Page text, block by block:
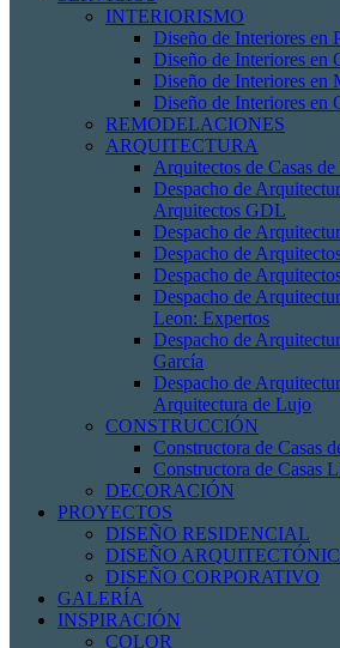
INTERIORISMO
Diseño de Interiores en
Diseño de Interiores en
Diseño de Interiores en
Diseño de Interiores en
REMODELACIONES
ARQUITECTURA
Arquitectos de Casas
Despacho de
Arquitectos GDL
Despacho de
Despacho de
Despacho de
Despacho de
Leon: Expertos
Despacho de
García
Despacho de
Arquitectura de Lujo
CONSTRUCCIÓN
Constructora de Casas
Constructora de Casas
DECORACIÓN
PROYECTOS
DISEÑO RESIDENCIAL
DISEÑO
DISEÑO CORPORATIVO
GALERÍA
INSPIRACIÓN
COLOR